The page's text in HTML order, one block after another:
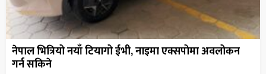
नेपाल भित्रियो नयाँ टियागो ईभी, नाइमा एक्सपोमा अवलोकन
गर्न सकिने